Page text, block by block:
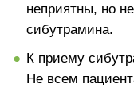
неприятны, но
сибутрамина.
К приему
Не всем